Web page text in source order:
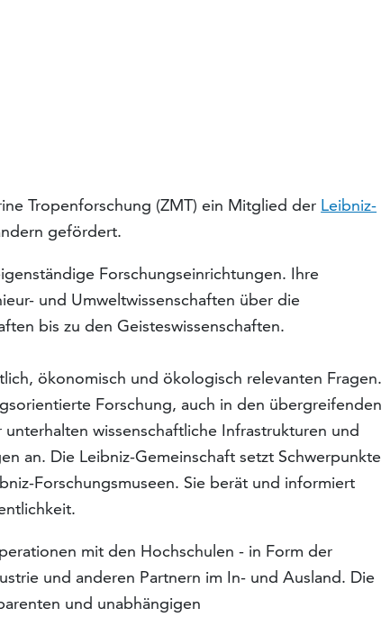
Tropenforschung (ZMT) ein Mitglied der Leibniz-
gefördert.
Forschungseinrichtungen. Ihre
und Umweltwissenschaften über die
bis zu den Geisteswissenschaften.
ökonomisch und ökologisch relevanten Fragen.
Forschung, auch in den übergreifenden
wissenschaftliche Infrastrukturen und
an. Die Leibniz-Gemeinschaft setzt Schwerpunkte
Forschungsmuseen. Sie berät und informiert
mit den Hochschulen - in Form der
und anderen Partnern im In- und Ausland. Die
und unabhängigen